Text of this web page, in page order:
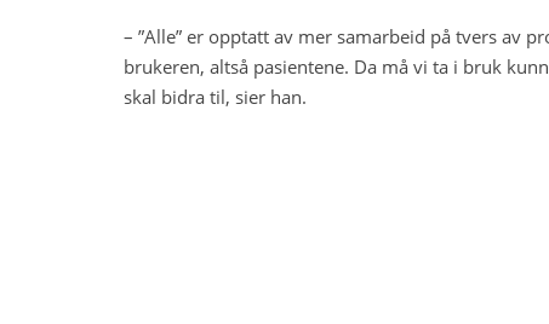
– ”Alle” er opptatt av mer samarbeid på tvers av
brukeren, altså pasientene. Da må vi ta i bruk
skal bidra til, sier han.